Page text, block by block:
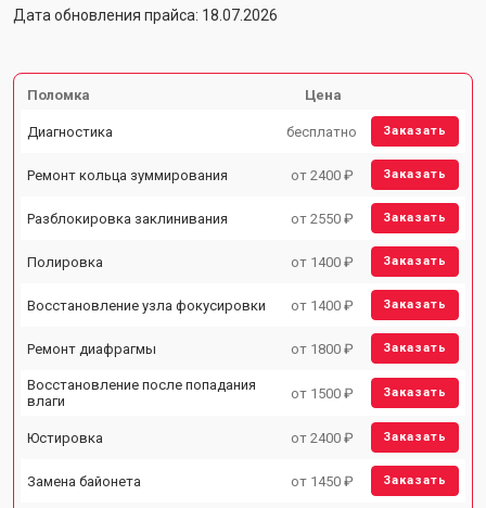
Дата обновления прайса: 18.07.2026
Поломка Цена
Диагностика бесплатно Заказать
Ремонт кольца зуммирования от 2400 ₽ Заказать
Разблокировка заклинивания от 2550 ₽ Заказать
Полировка от 1400 ₽ Заказать
Восстановление узла фокусировки от 1400 ₽ Заказать
Ремонт диафрагмы от 1800 ₽ Заказать
Восстановление после попадания
влаги
от 1500 ₽ Заказать
Юстировка от 2400 ₽ Заказать
Замена байонета от 1450 ₽ Заказать